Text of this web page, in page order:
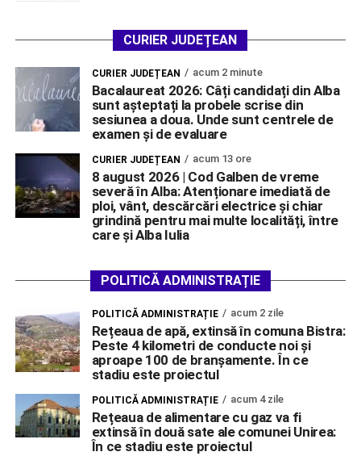
CURIER JUDEȚEAN
CURIER JUDEȚEAN acum 2 minute
Bacalaureat 2026: Câți candidați din Alba
sunt așteptați la probele scrise din
sesiunea a doua. Unde sunt centrele de
examen și de evaluare
CURIER JUDEȚEAN acum 13 ore
8 august 2026 | Cod Galben de vreme
severă în Alba: Atenționare imediată de
ploi, vânt, descărcări electrice și chiar
grindină pentru mai multe localități, între
care și Alba Iulia
POLITICĂ ADMINISTRAȚIE
POLITICĂ ADMINISTRAȚIE acum 2 zile
Rețeaua de apă, extinsă în comuna Bistra:
Peste 4 kilometri de conducte noi și
aproape 100 de branșamente. În ce
stadiu este proiectul
POLITICĂ ADMINISTRAȚIE acum 4 zile
Rețeaua de alimentare cu gaz va fi
extinsă în două sate ale comunei Unirea:
În ce stadiu este proiectul